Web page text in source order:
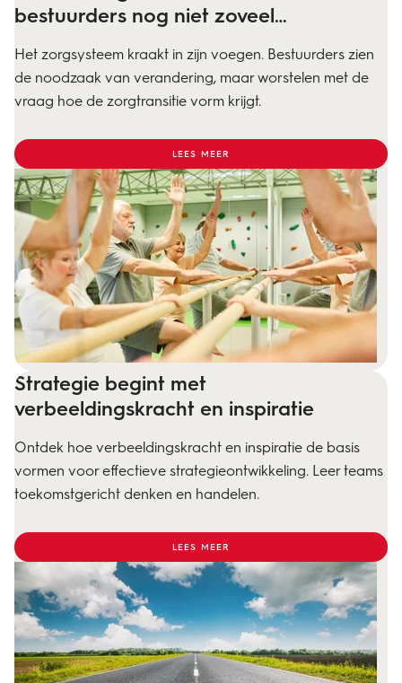
bestuurders nog niet zoveel…
Het zorgsysteem kraakt in zijn voegen. Bestuurders zien
de noodzaak van verandering, maar worstelen met de
vraag hoe de zorgtransitie vorm krijgt.
LEES MEER
Strategie begint met
verbeeldingskracht en inspiratie
Ontdek hoe verbeeldingskracht en inspiratie de basis
vormen voor effectieve strategieontwikkeling. Leer teams
toekomstgericht denken en handelen.
LEES MEER